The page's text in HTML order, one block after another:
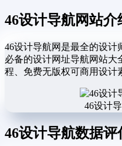
46设计导航网站介
46设计导航网是最全的设
必备的设计网址导航网站大
程、免费无版权可商用设计
46设计
46设计导航数据评